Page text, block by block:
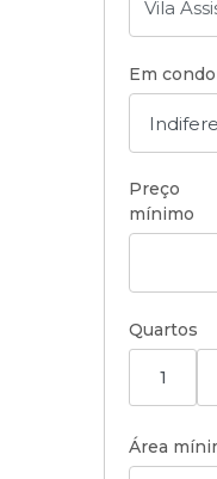
Em
Preço
mínimo
Quartos
1
Área